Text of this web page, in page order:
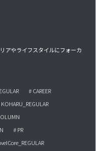
アやライフスタイルにフォーカ
# CAREER
# PR